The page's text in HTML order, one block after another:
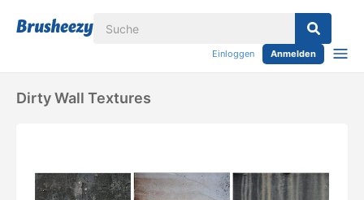
Einloggen Anmelden
Dirty Wall Textures